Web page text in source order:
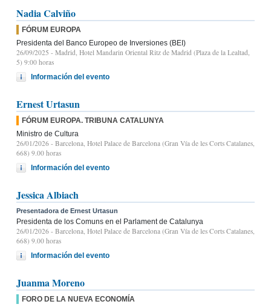
Nadia Calviño
FÓRUM EUROPA
Presidenta del Banco Europeo de Inversiones (BEI)
26/09/2025 - Madrid, Hotel Mandarin Oriental Ritz de Madrid (Plaza de la Lealtad,
5) 9:00 horas
Información del evento
Ernest Urtasun
FÓRUM EUROPA. TRIBUNA CATALUNYA
Ministro de Cultura
26/01/2026 - Barcelona, Hotel Palace de Barcelona (Gran Vía de les Corts Catalanes,
668) 9.00 horas
Información del evento
Jessica Albiach
Presentadora de Ernest Urtasun
Presidenta de los Comuns en el Parlament de Catalunya
26/01/2026 - Barcelona, Hotel Palace de Barcelona (Gran Vía de les Corts Catalanes,
668) 9.00 horas
Información del evento
Juanma Moreno
FORO DE LA NUEVA ECONOMÍA